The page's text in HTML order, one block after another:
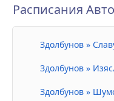
Расписания
Здолбунов »
Здолбунов »
Здолбунов »